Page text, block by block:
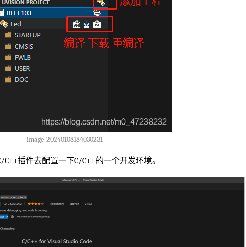
image-20240108184030231
插件去配置一下C/C++的一个开发环境。